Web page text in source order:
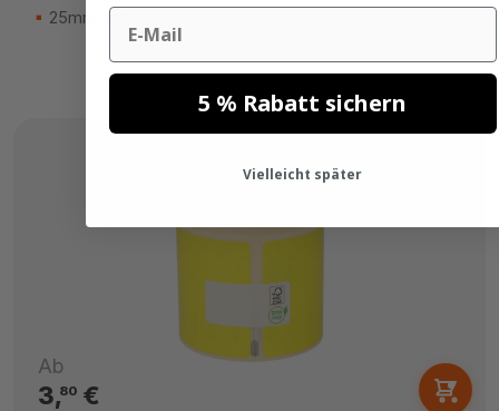
25mm Kern
Ab
3,80€
Email
5 % Rabatt sichern
Vielleicht später